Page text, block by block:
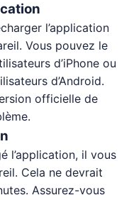
l’application
Vous pouvez le
d’iPhone ou
d’Android.
officielle de
l’application, il vous
Cela ne devrait
Assurez-vous